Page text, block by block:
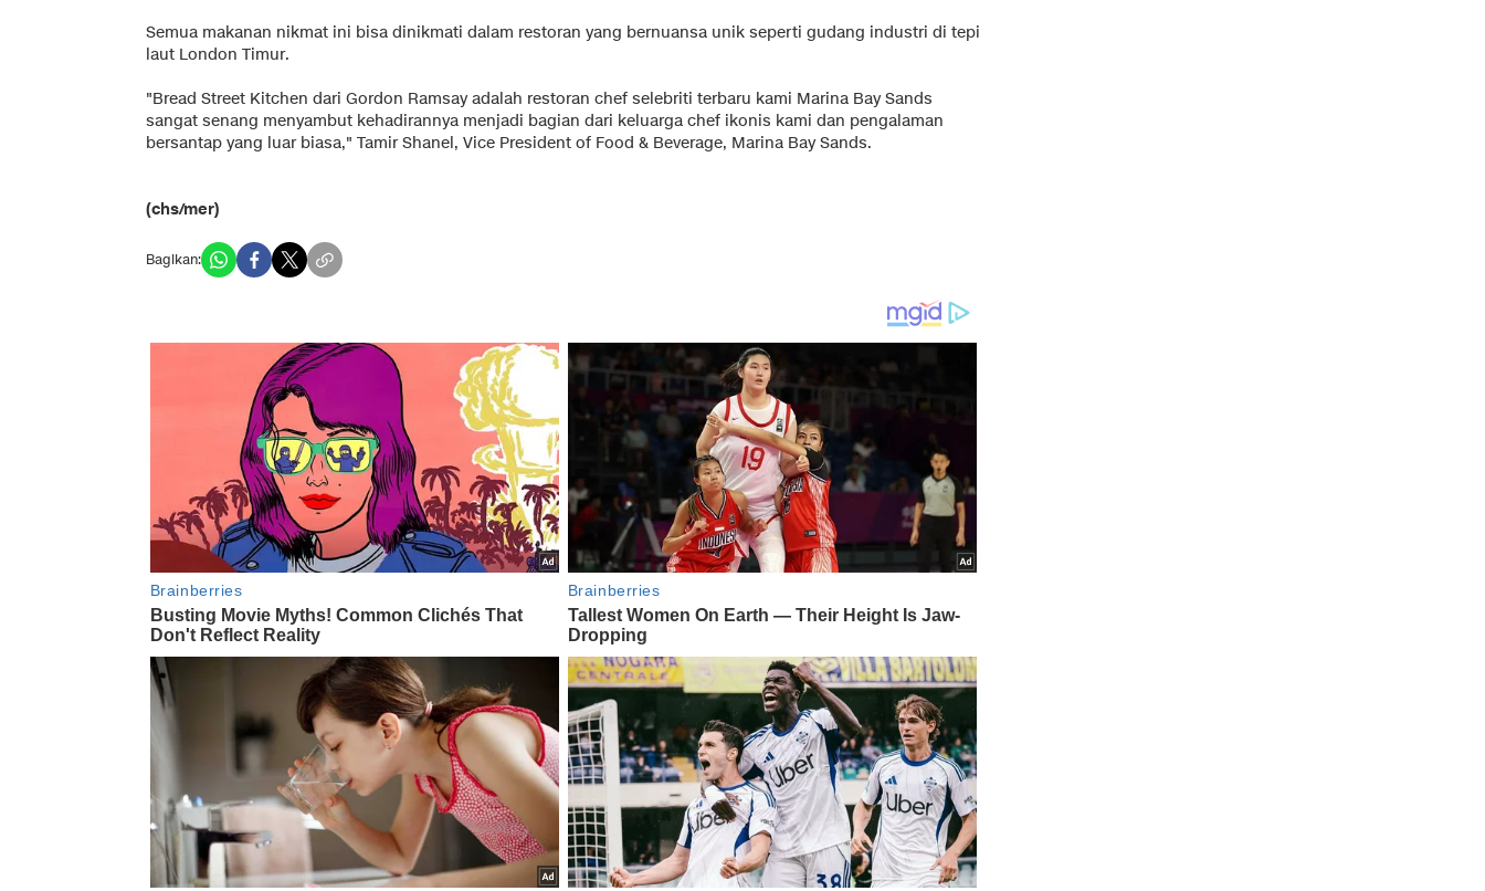
Semua makanan nikmat ini bisa dinikmati dalam restoran yang bernuansa unik seperti gudang industri di tepi
laut London Timur.
"Bread Street Kitchen dari Gordon Ramsay adalah restoran chef selebriti terbaru kami Marina Bay Sands
sangat senang menyambut kehadirannya menjadi bagian dari keluarga chef ikonis kami dan pengalaman
bersantap yang luar biasa," Tamir Shanel, Vice President of Food & Beverage, Marina Bay Sands.
(chs/mer)
Bagikan: